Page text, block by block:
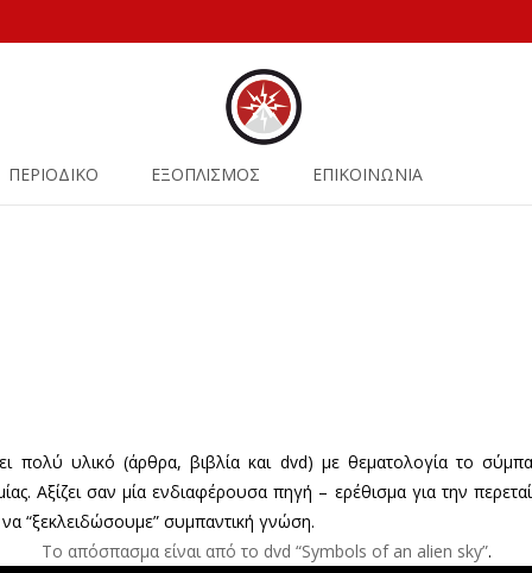
ΠΕΡΙΟΔΙΚΟ ΕΞΟΠΛΙΣΜΟΣ ΕΠΙΚΟΙΝΩΝΙΑ
πολύ υλικό (άρθρα, βιβλία και dvd) με θεματολογία το
Αξίζει σαν μία ενδιαφέρουσα πηγή – ερέθισμα για την
“ξεκλειδώσουμε” συμπαντική γνώση.
Το απόσπασμα είναι από το dvd “Symbols of an alien sky”.